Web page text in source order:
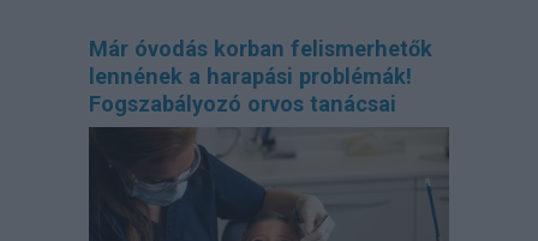
Már óvodás korban felismerhetők
lennének a harapási problémák!
Fogszabályozó orvos tanácsai